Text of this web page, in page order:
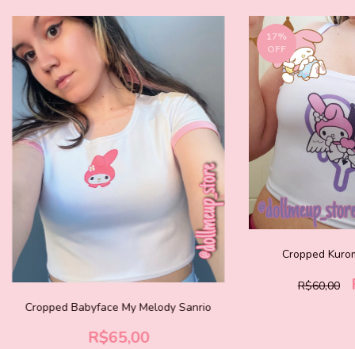
Cropped Babyface My Melody Sanrio
R$65,00
17%
OFF
Cropped
R$60,00